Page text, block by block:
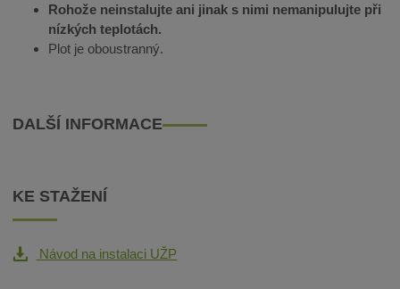
Rohože neinstalujte ani jinak s nimi nemanipulujte při
nízkých teplotách.
Plot je oboustranný.
DALŠÍ INFORMACE
KE STAŽENÍ
Návod na instalaci UŽP